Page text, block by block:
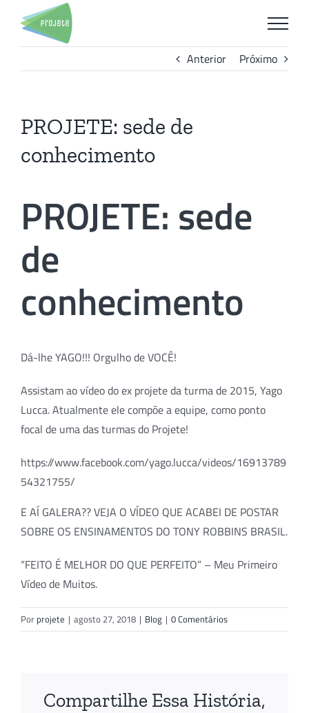
conteúdo
Anterior Próximo
PROJETE: sede de
conhecimento
PROJETE: sede
de
conhecimento
Dá-lhe YAGO!!! Orgulho de VOCÊ!
Assistam ao vídeo do ex projete da turma de 2015, Yago
Lucca. Atualmente ele compõe a equipe, como ponto
focal de uma das turmas do Projete!
https://www.facebook.com/yago.lucca/videos/16913789
54321755/
E AÍ GALERA?? VEJA O VÍDEO QUE ACABEI DE POSTAR
SOBRE OS ENSINAMENTOS DO TONY ROBBINS BRASIL.
“FEITO É MELHOR DO QUE PERFEITO” – Meu Primeiro
Vídeo de Muitos.
Por projete | agosto 27, 2018 | Blog | 0 Comentários
Compartilhe Essa História,